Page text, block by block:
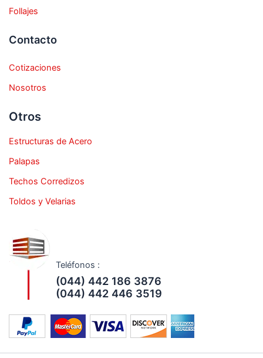
Follajes
Contacto
Cotizaciones
Nosotros
Otros
Estructuras de Acero
Palapas
Techos Corredizos
Toldos y Velarias
Teléfonos :
(044) 442 186 3876
(044) 442 446 3519